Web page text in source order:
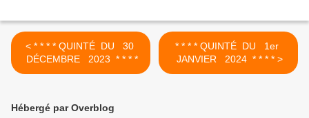
< * * * * QUINTÉ DU 30
DÉCEMBRE 2023 * * * *
* * * * QUINTÉ DU 1er
JANVIER 2024 * * * * >
Hébergé par Overblog